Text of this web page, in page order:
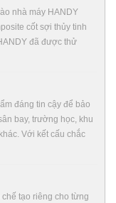
nhà máy HANDY
cốt sợi thủy tinh
đã được thử
đáng tin cậy để bảo
bay, trường học, khu
Với kết cấu chắc
tạo riêng cho từng